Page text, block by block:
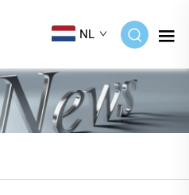
NL